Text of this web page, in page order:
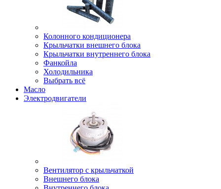
Колонного кондиционера
Крыльчатки внешнего блока
Крыльчатки внутреннего блока
Фанкойла
Холодильника
Выбрать всё
Масло
Электродвигатели
Вентилятор с крыльчаткой
Внешнего блока